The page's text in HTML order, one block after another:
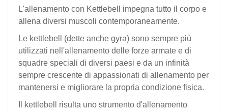
L'allenamento con Kettlebell impegna tutto il corpo e
allena diversi muscoli contemporaneamente.
Le kettlebell (dette anche gyra) sono sempre più
utilizzati nell'allenamento delle forze armate e di
squadre speciali di diversi paesi e da un infinità
sempre crescente di appassionati di allenamento per
mantenersi e migliorare la propria condizione fisica.
Il kettlebell risulta uno strumento d'allenamento